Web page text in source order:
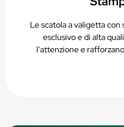
Le scatola a valigetta
esclusivo e di alta
l'attenzione e